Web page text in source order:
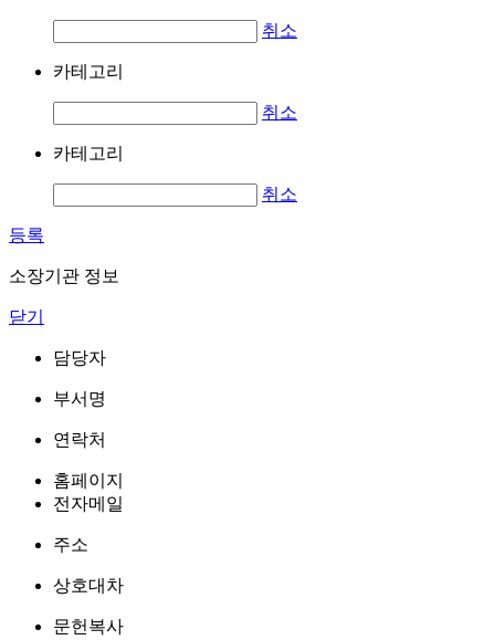
취소
카테고리
취소
카테고리
취소
등록
소장기관 정보
닫기
담당자
부서명
연락처
홈페이지
전자메일
주소
상호대차
문헌복사